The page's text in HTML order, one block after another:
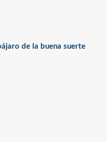
de la buena suerte